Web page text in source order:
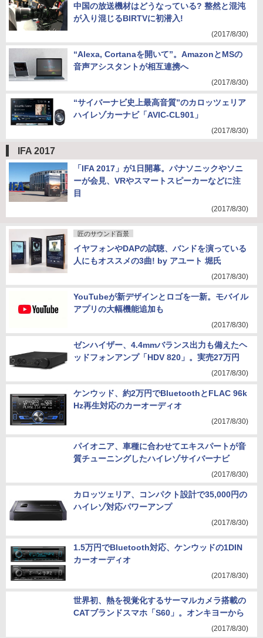
中国の放送機材はどうなっている? 整然と混沌
が入り混じるBIRTVに初潜入!
(2017/8/30)
“Alexa, Cortanaを開いて”。AmazonとMSの
音声アシスタントが相互連携へ
(2017/8/30)
“サイバーナビ史上最高音質”のカロッツェリア
ハイレゾカーナビ「AVIC-CL901」
(2017/8/30)
IFA 2017
「IFA 2017」が1日開幕。パナソニックやソニ
ーが会見、VRやスマートスピーカーなどに注
目
(2017/8/30)
匠のサウンド百景
イヤフォンやDAPの試聴、バンドを演っている
人にもオススメの3曲! by アユート 堀氏
(2017/8/30)
YouTubeが新デザインとロゴを一新。モバイル
アプリの大幅機能追加も
(2017/8/30)
ゼンハイザー、4.4mmバランス出力も備えたヘ
ッドフォンアンプ「HDV 820」。実売27万円
(2017/8/30)
ケンウッド、約2万円でBluetoothとFLAC 96k
Hz再生対応のカーオーディオ
(2017/8/30)
パイオニア、車種に合わせてエキスパートが音
質チューニングしたハイレゾサイバーナビ
(2017/8/30)
カロッツェリア、コンパクト設計で35,000円の
1.5万円でBluetooth対応、ケンウッドの1DIN
世界初、熱を視覚化するサーマルカメラ搭載の